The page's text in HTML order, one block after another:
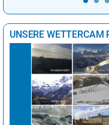
UNSERE WETTERCAM